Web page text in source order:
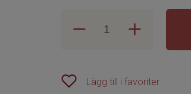
Lägg till i favoriter